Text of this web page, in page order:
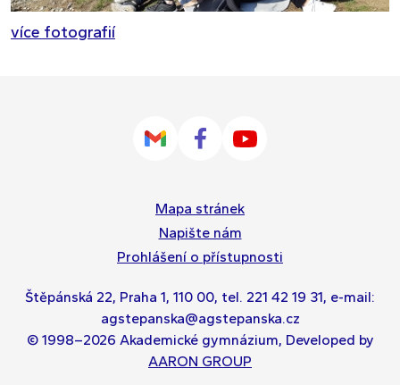
více fotografií
Štěpánská 22, Praha 1, 110 00, tel. 221 42 19 31, e-mail:
agstepanska@agstepanska.cz
© 1998–2026 Akademické gymnázium, Developed by
AARON GROUP
Mapa stránek
Napište nám
Prohlášení o přístupnosti